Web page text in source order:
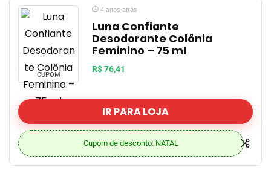
CUPOM
4 anos atrás
Luna Confiante
Desodorante Colônia
Feminino – 75 ml
R$ 76,41
IR PARA LOJA
Cupom de desconto: NATAL